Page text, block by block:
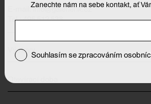
E-mail:info@galeriehk.cz
Tel.: 495 512 538
Výstavy
Otevírací doba
Zanechte nám na sebe kontakt, ať
Souhlasím se zpracováním